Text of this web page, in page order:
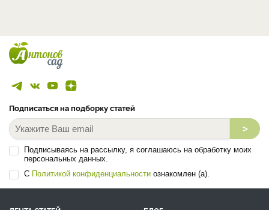
Подписаться на подборку статей
>
Подписываясь на рассылку, я соглашаюсь на обработку моих
персональных данных.
С Политикой конфиденциальности ознакомлен (а).